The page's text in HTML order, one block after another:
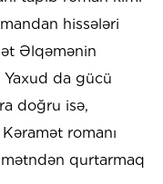
hissələri
Əlqəmənin
Yaxud da gücü
doğru isə,
romanı
mətndən qurtarmaq